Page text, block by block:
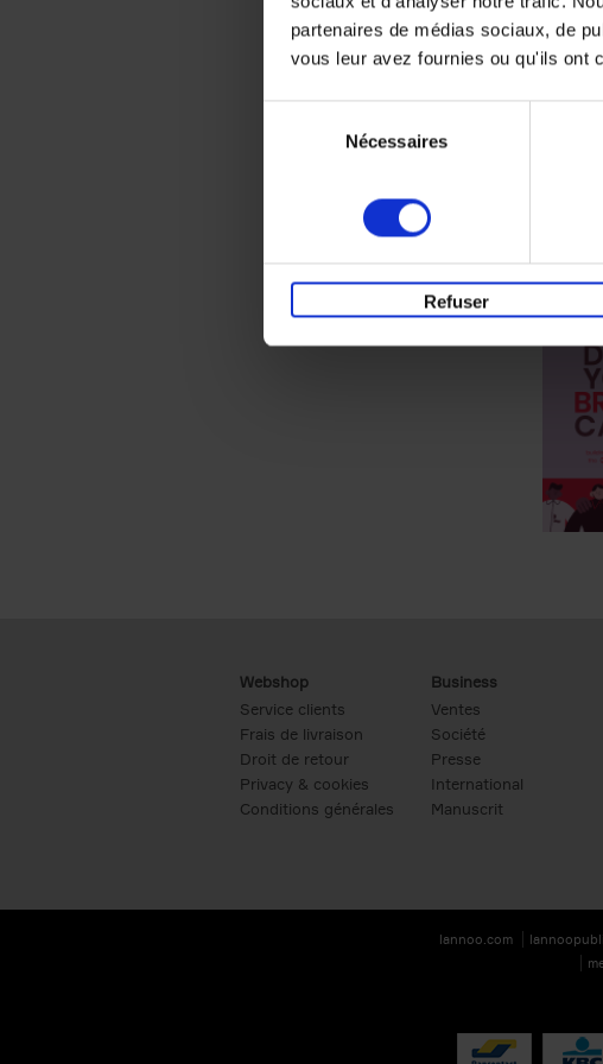
partenaires de médias sociaux, de
vous leur avez fournies ou qu'ils ont
Nécessaires
Refuser
Webshop
Service clients
Frais de livraison
Droit de retour
Privacy & cookies
Conditions générales
Business
Ventes
Société
Presse
International
Manuscrit
lannoo.com